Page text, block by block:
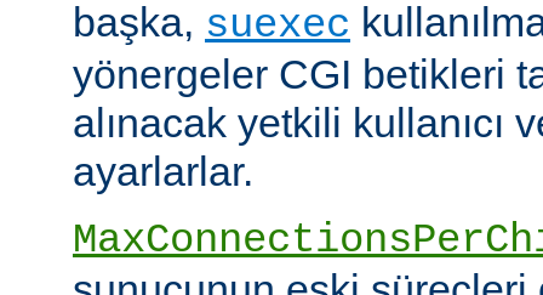
başka, suexec
yönergeler CGI betikleri
alınacak yetkili kullanıcı
ayarlarlar.